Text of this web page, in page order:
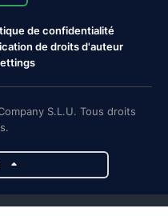
de confidentialité
de droits d'auteur
S.L.U. Tous droits